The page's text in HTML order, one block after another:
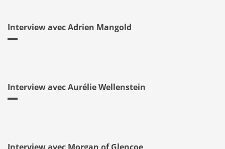
Interview avec Adrien Mangold
Interview avec Aurélie Wellenstein